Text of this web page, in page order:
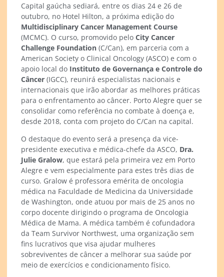
Capital gaúcha sediará, entre os dias 24 e 26 de
outubro, no Hotel Hilton, a próxima edição do
Multidisciplinary Cancer Management Course
(MCMC). O curso, promovido pelo City Cancer
Challenge Foundation (C/Can), em parceria com a
American Society o Clinical Oncology (ASCO) e com o
apoio local do Instituto de Governança e Controle do
Câncer (IGCC), reunirá especialistas nacionais e
internacionais que irão abordar as melhores práticas
para o enfrentamento ao câncer. Porto Alegre quer se
consolidar como referência no combate à doença e,
desde 2018, conta com projeto do C/Can na capital.
O destaque do evento será a presença da vice-
presidente executiva e médica-chefe da ASCO, Dra.
Julie Gralow, que estará pela primeira vez em Porto
Alegre e vem especialmente para estes três dias de
curso. Gralow é professora emérita de oncologia
médica na Faculdade de Medicina da Universidade
de Washington, onde atuou por mais de 25 anos no
corpo docente dirigindo o programa de Oncologia
Médica de Mama. A médica também é cofundadora
da Team Survivor Northwest, uma organização sem
fins lucrativos que visa ajudar mulheres
sobreviventes de câncer a melhorar sua saúde por
meio de exercícios e condicionamento físico.